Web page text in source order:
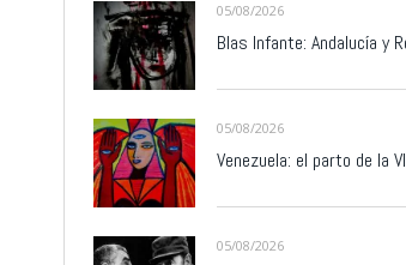
05/08/2026
Blas Infante: Andalucía y
05/08/2026
Venezuela: el parto de la
05/08/2026